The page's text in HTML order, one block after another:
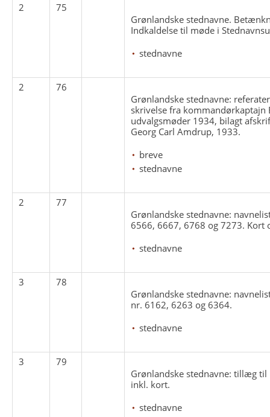
2
75
Grønlandske stednavne.
Indkaldelse til møde i
stednavne
2
76
Grønlandske stednavne:
skrivelse fra kommandørkaptajn
udvalgsmøder 1934, bilagt
Georg Carl Amdrup, 1933.
breve
stednavne
2
77
Grønlandske stednavne:
6566, 6667, 6768 og 7273. Kort
stednavne
3
78
Grønlandske stednavne:
nr. 6162, 6263 og 6364.
stednavne
3
79
Grønlandske stednavne: tillæg
inkl. kort.
stednavne